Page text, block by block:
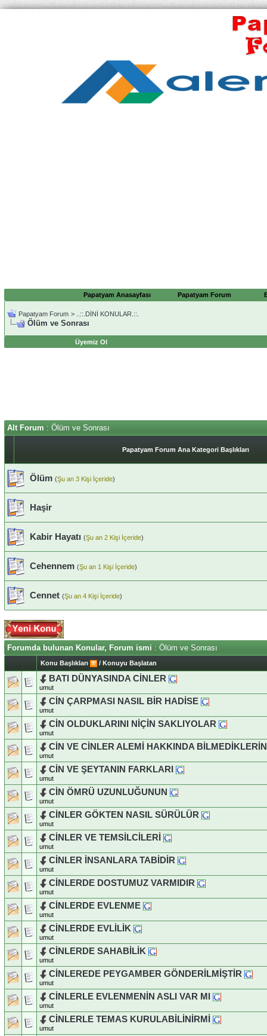
Papatyam Anasayfası Papatyam Forum
Papatyam Forum > ..::.DİNİ KONULAR.::.
Ölüm ve Sonrası
Üyemiz Ol
Alt Forum : Ölüm ve Sonrası
Papatyam Forum Ana Kategori Başlıkları
Ölüm (Şu an 3 Kişi İçeride)
Haşir
Kabir Hayatı (Şu an 2 Kişi İçeride)
Cehennem (Şu an 1 Kişi İçeride)
Cennet (Şu an 4 Kişi İçeride)
Forumda bulunan Konular, Forum ismi : Ölüm ve Sonrası
Konu Başlıkları / Konuyu Başlatan
BATI DÜNYASINDA CİNLER
umut
CİN ÇARPMASI NASIL BİR HADİSE
umut
CİN OLDUKLARINI NİÇİN SAKLIYOLAR
umut
CİN VE CİNLER ALEMİ HAKKINDA
umut
CİN VE ŞEYTANIN FARKLARI
umut
CİN ÖMRÜ UZUNLUĞUNUN
umut
CİNLER GÖKTEN NASIL SÜRÜLÜR
umut
CİNLER VE TEMSİLCİLERİ
umut
CİNLER İNSANLARA TABİDİR
umut
CİNLERDE DOSTUMUZ VARMIDIR
umut
CİNLERDE EVLENME
umut
CİNLERDE EVLİLİK
umut
CİNLERDE SAHABİLİK
umut
CİNLEREDE PEYGAMBER GÖNDERİLMİŞTİR
umut
CİNLERLE EVLENMENİN ASLI VAR MI
umut
CİNLERLE TEMAS KURULABİLİNİRMİ
umut